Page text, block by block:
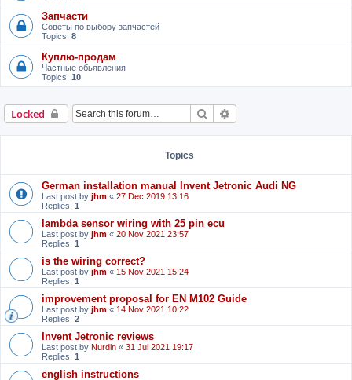
Запчасти
Советы по выбору запчастей
Topics: 8
Куплю-продам
Частные обьявления
Topics: 10
Locked Search
Topics
German installation manual Invent Jetronic Audi NG
Last post by jhm « 27 Dec 2019 13:16
Replies: 1
lambda sensor wiring with 25 pin ecu
Last post by jhm « 20 Nov 2021 23:57
Replies: 1
is the wiring correct?
Last post by jhm « 15 Nov 2021 15:24
Replies: 1
improvement proposal for EN M102 Guide
Last post by jhm « 14 Nov 2021 10:22
Replies: 2
Invent Jetronic reviews
Last post by Nurdin « 31 Jul 2021 19:17
Replies: 1
english instructions